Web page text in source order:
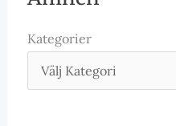
Kategorier